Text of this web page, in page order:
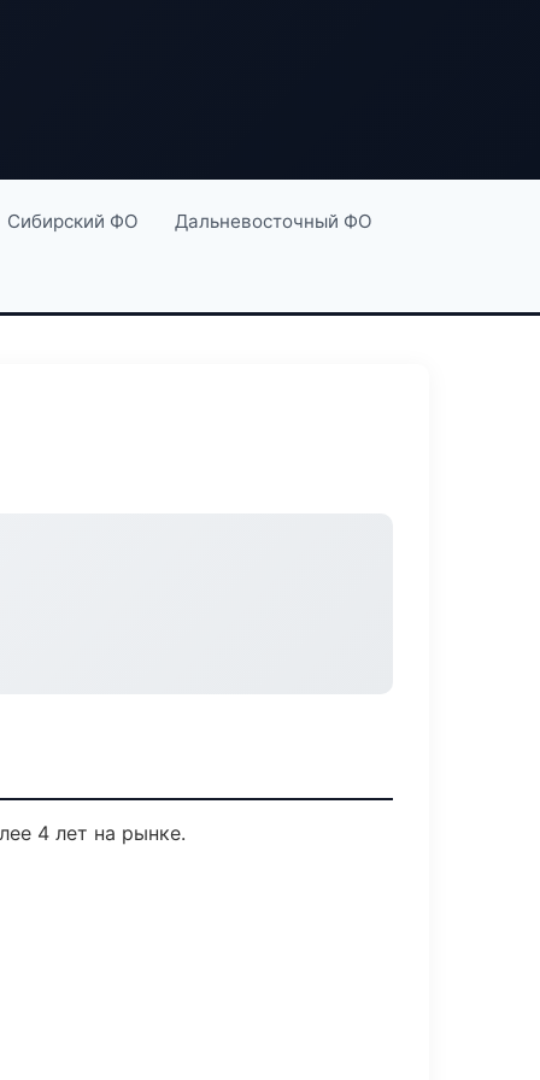
Сибирский ФО Дальневосточный ФО
4 лет на рынке.